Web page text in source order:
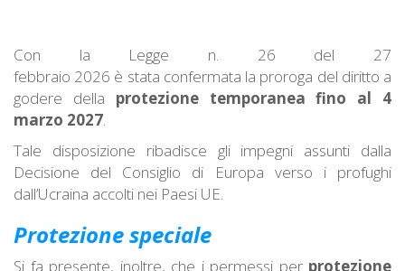
Con la Legge n. 26 del 27
febbraio 2026 è stata confermata la proroga del diritto a
godere della protezione temporanea fino al 4
marzo 2027.
Tale disposizione ribadisce gli impegni assunti dalla
Decisione del Consiglio di Europa verso i profughi
dall’Ucraina accolti nei Paesi UE.
Protezione speciale
Si fa presente, inoltre, che i permessi per protezione